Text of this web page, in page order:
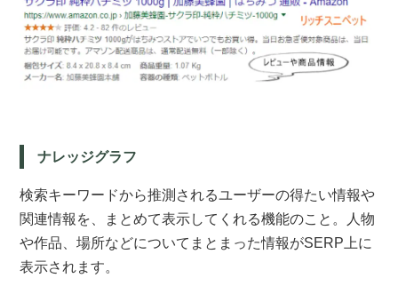
ナレッジグラフ
検索キーワードから推測されるユーザーの得たい情報や
関連情報を、まとめて表示してくれる機能のこと。人物
や作品、場所などについてまとまった情報がSERP上に
表示されます。